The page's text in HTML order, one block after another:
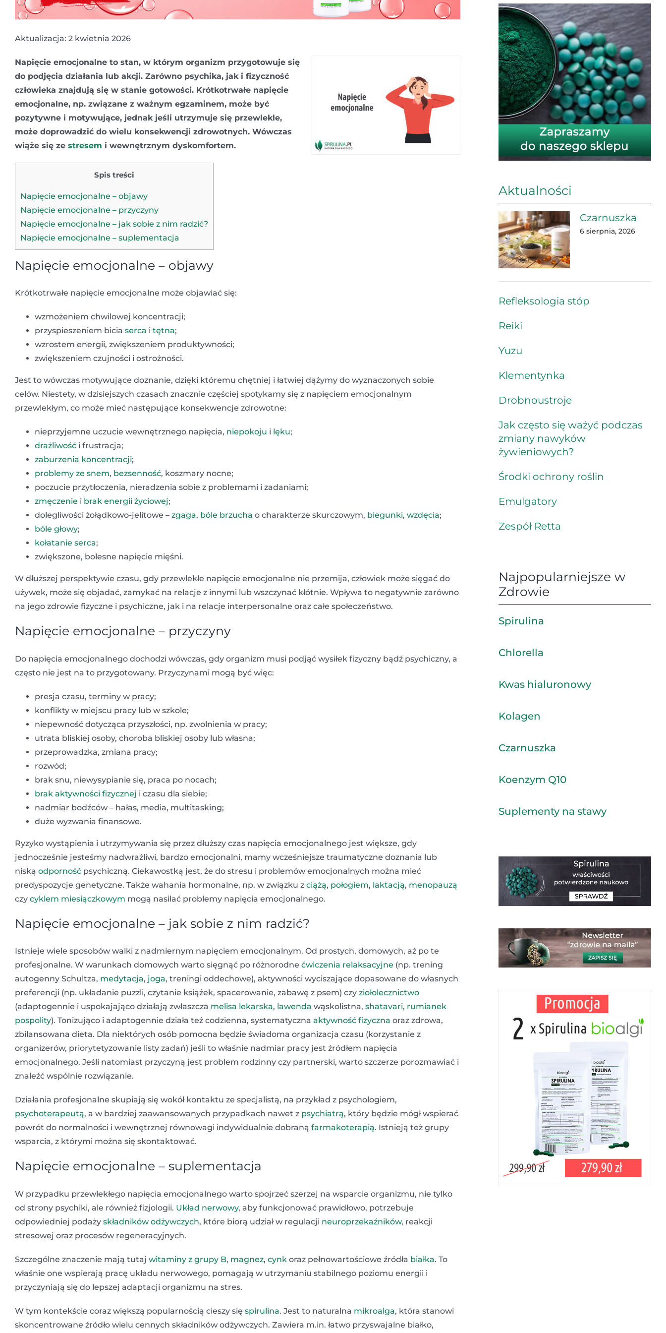
Aktualizacja: 2 kwietnia 2026
Napięcie emocjonalne to stan, w którym organizm przygotowuje się
do podjęcia działania lub akcji. Zarówno psychika, jak i fizyczność
człowieka znajdują się w stanie gotowości. Krótkotrwałe napięcie
emocjonalne, np. związane z ważnym egzaminem, może być
pozytywne i motywujące, jednak jeśli utrzymuje się przewlekle,
może doprowadzić do wielu konsekwencji zdrowotnych. Wówczas
wiąże się ze stresem i wewnętrznym dyskomfortem.
Spis treści
Napięcie emocjonalne – objawy
Napięcie emocjonalne – przyczyny
Napięcie emocjonalne – jak sobie z nim radzić?
Napięcie emocjonalne – suplementacja
Napięcie emocjonalne – objawy
Krótkotrwałe napięcie emocjonalne może objawiać się:
wzmożeniem chwilowej koncentracji;
przyspieszeniem bicia serca i tętna;
wzrostem energii, zwiększeniem produktywności;
zwiększeniem czujności i ostrożności.
Jest to wówczas motywujące doznanie, dzięki któremu chętniej i łatwiej dążymy do wyznaczonych sobie
celów. Niestety, w dzisiejszych czasach znacznie częściej spotykamy się z napięciem emocjonalnym
przewlekłym, co może mieć następujące konsekwencje zdrowotne:
nieprzyjemne uczucie wewnętrznego napięcia, niepokoju i lęku;
drażliwość i frustracja;
zaburzenia koncentracji;
problemy ze snem, bezsenność, koszmary nocne;
poczucie przytłoczenia, nieradzenia sobie z problemami i zadaniami;
zmęczenie i brak energii życiowej;
dolegliwości żołądkowo-jelitowe – zgaga, bóle brzucha o charakterze skurczowym, biegunki, wzdęcia;
bóle głowy;
kołatanie serca;
zwiększone, bolesne napięcie mięśni.
W dłuższej perspektywie czasu, gdy przewlekłe napięcie emocjonalne nie przemija, człowiek może sięgać do
używek, może się objadać, zamykać na relacje z innymi lub wszczynać kłótnie. Wpływa to negatywnie zarówno
na jego zdrowie fizyczne i psychiczne, jak i na relacje interpersonalne oraz całe społeczeństwo.
Napięcie emocjonalne – przyczyny
Do napięcia emocjonalnego dochodzi wówczas, gdy organizm musi podjąć wysiłek fizyczny bądź psychiczny, a
często nie jest na to przygotowany. Przyczynami mogą być więc:
presja czasu, terminy w pracy;
konflikty w miejscu pracy lub w szkole;
niepewność dotycząca przyszłości, np. zwolnienia w pracy;
utrata bliskiej osoby, choroba bliskiej osoby lub własna;
przeprowadzka, zmiana pracy;
rozwód;
brak snu, niewysypianie się, praca po nocach;
brak aktywności fizycznej i czasu dla siebie;
nadmiar bodźców – hałas, media, multitasking;
duże wyzwania finansowe.
Ryzyko wystąpienia i utrzymywania się przez dłuższy czas napięcia emocjonalnego jest większe, gdy
jednocześnie jesteśmy nadwrażliwi, bardzo emocjonalni, mamy wcześniejsze traumatyczne doznania lub
niską odporność psychiczną. Ciekawostką jest, że do stresu i problemów emocjonalnych można mieć
predyspozycje genetyczne. Także wahania hormonalne, np. w związku z ciążą, połogiem, laktacją, menopauzą
czy cyklem miesiączkowym mogą nasilać problemy napięcia emocjonalnego.
Napięcie emocjonalne – jak sobie z nim radzić?
Istnieje wiele sposobów walki z nadmiernym napięciem emocjonalnym. Od prostych, domowych, aż po te
profesjonalne. W warunkach domowych warto sięgnąć po różnorodne ćwiczenia relaksacyjne (np. trening
autogenny Schultza, medytacja, joga, treningi oddechowe), aktywności wyciszające dopasowane do własnych
preferencji (np. układanie puzzli, czytanie książek, spacerowanie, zabawę z psem) czy ziołolecznictwo
(adaptogennie i uspokajająco działają zwłaszcza melisa lekarska, lawenda wąskolistna, shatavari, rumianek
pospolity). Tonizująco i adaptogennie działa też codzienna, systematyczna aktywność fizyczna oraz zdrowa,
zbilansowana dieta. Dla niektórych osób pomocna będzie świadoma organizacja czasu (korzystanie z
organizerów, priorytetyzowanie listy zadań) jeśli to właśnie nadmiar pracy jest źródłem napięcia
emocjonalnego. Jeśli natomiast przyczyną jest problem rodzinny czy partnerski, warto szczerze porozmawiać i
znaleźć wspólnie rozwiązanie.
Działania profesjonalne skupiają się wokół kontaktu ze specjalistą, na przykład z psychologiem,
psychoterapeutą, a w bardziej zaawansowanych przypadkach nawet z psychiatrą, który będzie mógł wspierać
powrót do normalności i wewnętrznej równowagi indywidualnie dobraną farmakoterapią. Istnieją też grupy
wsparcia, z którymi można się skontaktować.
Napięcie emocjonalne – suplementacja
W przypadku przewlekłego napięcia emocjonalnego warto spojrzeć szerzej na wsparcie organizmu, nie tylko
od strony psychiki, ale również fizjologii. Układ nerwowy, aby funkcjonować prawidłowo, potrzebuje
odpowiedniej podaży składników odżywczych, które biorą udział w regulacji neuroprzekaźników, reakcji
stresowej oraz procesów regeneracyjnych.
Szczególne znaczenie mają tutaj witaminy z grupy B, magnez, cynk oraz pełnowartościowe źródła białka. To
właśnie one wspierają pracę układu nerwowego, pomagają w utrzymaniu stabilnego poziomu energii i
przyczyniają się do lepszej adaptacji organizmu na stres.
W tym kontekście coraz większą popularnością cieszy się spirulina. Jest to naturalna mikroalga, która stanowi
skoncentrowane źródło wielu cennych składników odżywczych. Zawiera m.in. łatwo przyswajalne białko,
Aktualności
Czarnuszka
6 sierpnia, 2026
Refleksologia stóp
Reiki
Yuzu
Klementynka
Drobnoustroje
Jak często się ważyć podczas
zmiany nawyków
żywieniowych?
Środki ochrony roślin
Emulgatory
Zespół Retta
Najpopularniejsze w
Zdrowie
Spirulina
Chlorella
Kwas hialuronowy
Kolagen
Czarnuszka
Koenzym Q10
Suplementy na stawy